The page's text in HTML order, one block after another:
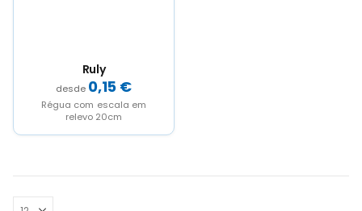
Ruly
0,15 €
Régua com escala em
relevo 20cm